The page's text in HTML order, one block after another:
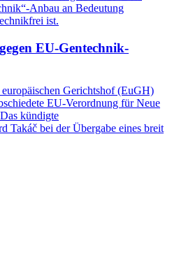
Anbau an Bedeutung
ist.
EU-Gentechnik-
Gerichtshof (EuGH)
EU-Verordnung für Neue
kündigte
Takáč bei der Übergabe eines breit